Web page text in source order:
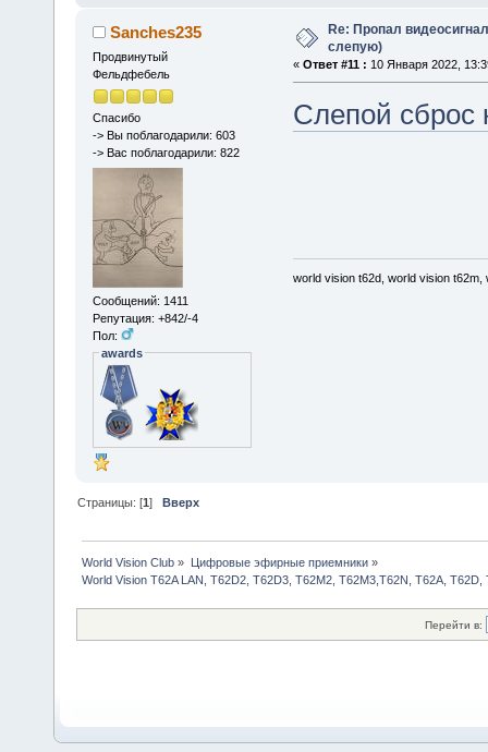
Sanches235
Продвинутый
Фельдфебель
Спасибо
-> Вы поблагодарили: 603
-> Вас поблагодарили: 822
Сообщений: 1411
Репутация: +842/-4
Пол:
awards
Re: Пропал
слепую)
« Ответ #11 : 10 Января 2022,
Слепой сброс
world vision t62d, world vision
Страницы: [1]Вверх
World Vision Club » Цифровые эфирные приемники»
World Vision T62A LAN, T62D2, T62D3, T62M2, T62M3,T62N, T62A, T62D,
Перейти в: